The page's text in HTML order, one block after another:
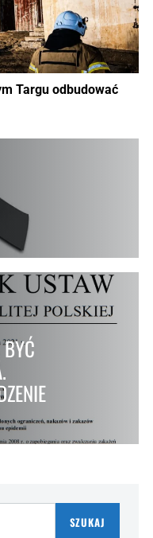
Targu odbudować
SZUKAJ